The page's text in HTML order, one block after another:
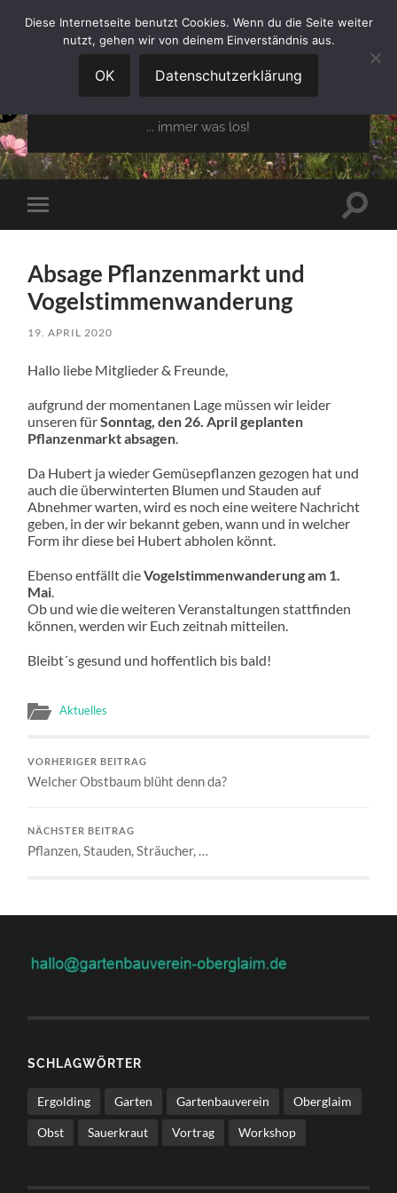
GARTENBAUVEREIN
OBERGLAIM E.V.
... immer was los!
Mobile-
Menü
Absage Pflanzenmarkt und
Vogelstimmenwanderung
19. APRIL 2020
Hallo liebe Mitglieder & Freunde,
aufgrund der momentanen Lage müssen wir leider
unseren fürSonntag, den 26. April geplanten
Pflanzenmarkt absagen
Da Hubert ja wieder Gemüsepflanzen gezogen hat und
auch die überwinterten Blumen und Stauden auf
Abnehmer warten, wird es noch eine weitere Nachricht
geben, in der wir bekannt geben, wann und in welcher
Form ihr diese bei Hubert abholen könnt.
Ebenso entfällt dieVogelstimmenwanderung am 1.
Mai
Ob und wie die weiteren Veranstaltungen stattfinden
können, werden wir Euch zeitnah mitteilen.
Bleibt´s gesund und hoffentlich bis bald!
Aktuelles
VORHERIGER BEITRAG
Welcher Obstbaum blüht denn da?
NÄCHSTER BEITRAG
Pflanzen, Stauden, Sträucher, …
SCHLAGWÖRTER
Ergolding Garten Gartenbauverein Oberglaim
Obst Sauerkraut Vortrag Workshop
Diese Internetseite benutzt Cookies. Wenn du die Seite weiter
nutzt, gehen wir von deinem Einverständnis aus.
OK Datenschutzerklärung